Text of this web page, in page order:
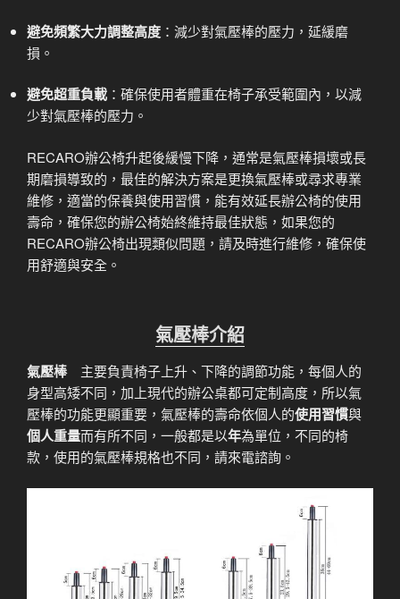
避免頻繁大力調整高度 ：減少對氣壓棒的壓力，延緩磨
損。
避免超重負載 ：確保使用者體重在椅子承受範圍內，以減
少對氣壓棒的壓力。
RECARO辦公椅升起後緩慢下降，通常是氣壓棒損壞或長
期磨損導致的，最佳的解決方案是更換氣壓棒或尋求專業
維修，適當的保養與使用習慣，能有效延長辦公椅的使用
壽命，確保您的辦公椅始終維持最佳狀態，如果您的
RECARO辦公椅出現類似問題，請及時進行維修，確保使
用舒適與安全。
氣壓棒介紹
氣壓棒主要負責椅子上升、下降的調節功能，每個人的
身型高矮不同，加上現代的辦公桌都可定制高度，所以氣
壓棒的功能更顯重要，氣壓棒的壽命依個人的使用習慣與
個人重量而有所不同，一般都是以年為單位，不同的椅
款，使用的氣壓棒規格也不同，請來電諮詢。